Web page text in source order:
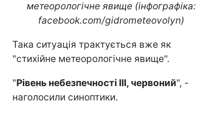
метеорологічне явище (інфографіка:
facebook.com/gidrometeovolyn)
Така ситуація трактується вже як
"стихійне метеорологічне явище".
"Рівень небезпечності IІІ, червоний", -
наголосили синоптики.